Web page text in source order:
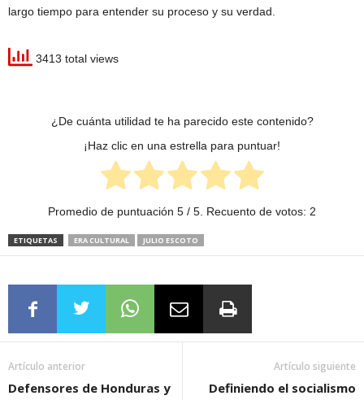
largo tiempo para entender su proceso y su verdad.
3413 total views
¿De cuánta utilidad te ha parecido este contenido?
¡Haz clic en una estrella para puntuar!
Promedio de puntuación 5 / 5. Recuento de votos: 2
ETIQUETAS ERA CULTURAL JULIO ESCOTO
Artículo anterior
Defensores de Honduras y
Artículo siguiente
Definiendo el socialismo